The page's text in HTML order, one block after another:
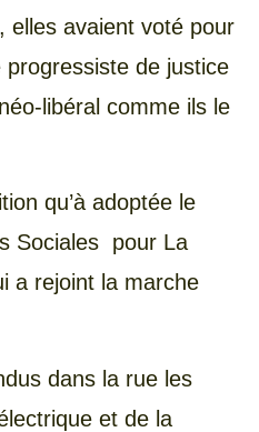
elles avaient voté pour
progressiste de justice
libéral comme ils le
qu’à adoptée le
Sociales pour La
a rejoint la marche
dans la rue les
et de la